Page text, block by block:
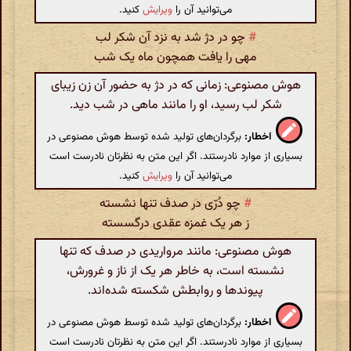
می‌توانید آن را ویرایشکنید.
# چو در دژ شد به نزد آن شکر لب
مهی را یافت همچون ماه یک شب
هوش مصنوعی: زمانی که در دژ به حضور آن زن زیبای
شکر لب رسید، او را مانند ماهی در شب دید.
اخطار: برگردان‌های تولید شده توسط هوش مصنوعی در
بسیاری از موارد نادرستند. اگر این متن به نظرتان نادرست است
می‌توانید آن را ویرایشکنید.
# چو دُرّی در صدف تنها نشسته
ز هر یک غمزه عقدی درگسسته
هوش مصنوعی: مانند مرواریدی در صدف که تنها
نشسته است، به خاطر هر یک از ناز و غرورش،
پیوندها و روابطش شکسته شده‌اند.
اخطار: برگردان‌های تولید شده توسط هوش مصنوعی در
بسیاری از موارد نادرستند. اگر این متن به نظرتان نادرست است